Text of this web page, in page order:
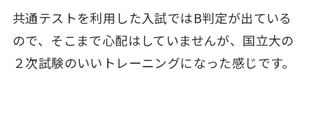
共通テストを利用した入試ではB判定が出ている
ので、そこまで心配はしていませんが、国立大の
２次試験のいいトレーニングになった感じです。